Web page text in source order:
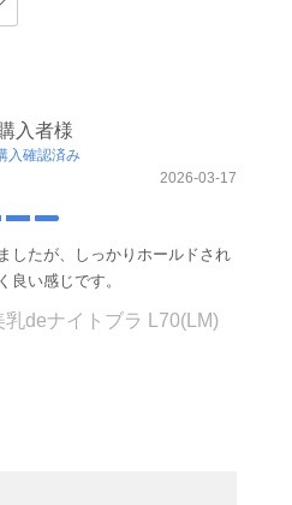
入者様
入確認済み
2026-03-17
したが、しっかりホールドされ
良い感じです。
乳deナイトブラ L70(LM)